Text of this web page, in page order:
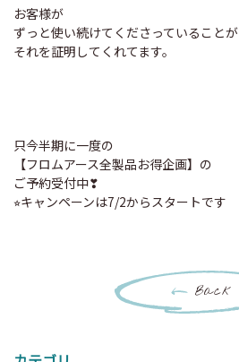
お客様が
ずっと使い続けてくださっていることが
それを証明してくれてます。
只今半期に一度の
【フロムアース全製品お得企画】の
ご予約受付中❣
⭐︎キャンペーンは7/2からスタートです
Back